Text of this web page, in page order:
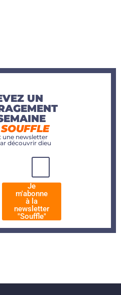
UN
SOUFFLE
une newsletter
découvrir dieu
Je
m'abonne
à la
newsletter
"Souffle"